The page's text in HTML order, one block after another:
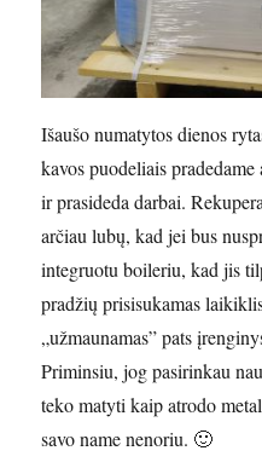
Išaušo numatytos dienos
kavos puodeliais
ir prasideda darbai.
arčiau lubų, kad jei bus
integruotu boileriu, kad jis
pradžių prisisukamas
„užmaunamas” pats
Priminsiu, jog pasirinkau
teko matyti kaip atrodo
savo name nenoriu. 🙂